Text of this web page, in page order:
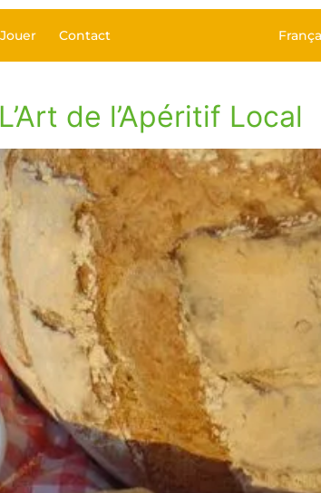
Contact
de l’Apéritif Local